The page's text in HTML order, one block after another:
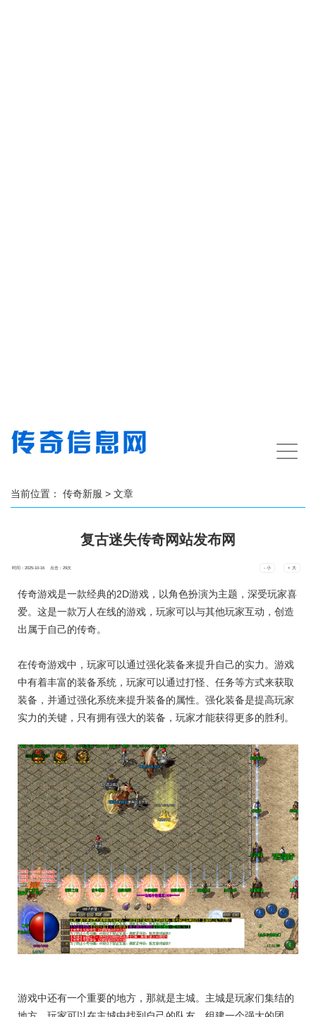
手
机
当前位置： 传奇新服 > 文章
复古迷失传奇网站发布网
时间：2025-10-16 点击：29次 - 小 + 大
传奇游戏是一款经典的2D游戏，以角色扮演为主题，深受玩家喜
爱。这是一款万人在线的游戏，玩家可以与其他玩家互动，创造
出属于自己的传奇。
在传奇游戏中，玩家可以通过强化装备来提升自己的实力。游戏
中有着丰富的装备系统，玩家可以通过打怪、任务等方式来获取
装备，并通过强化系统来提升装备的属性。强化装备是提高玩家
实力的关键，只有拥有强大的装备，玩家才能获得更多的胜利。
游戏中还有一个重要的地方，那就是主城。主城是玩家们集结的